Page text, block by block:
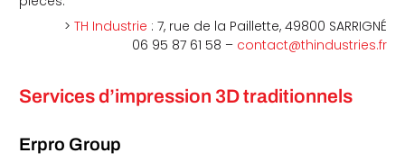
> TH Industrie : 7, rue de la Paillette, 49800 SARRIGNÉ
06 95 87 61 58 – contact@thindustries.fr
Services d’impression 3D traditionnels
Erpro Group